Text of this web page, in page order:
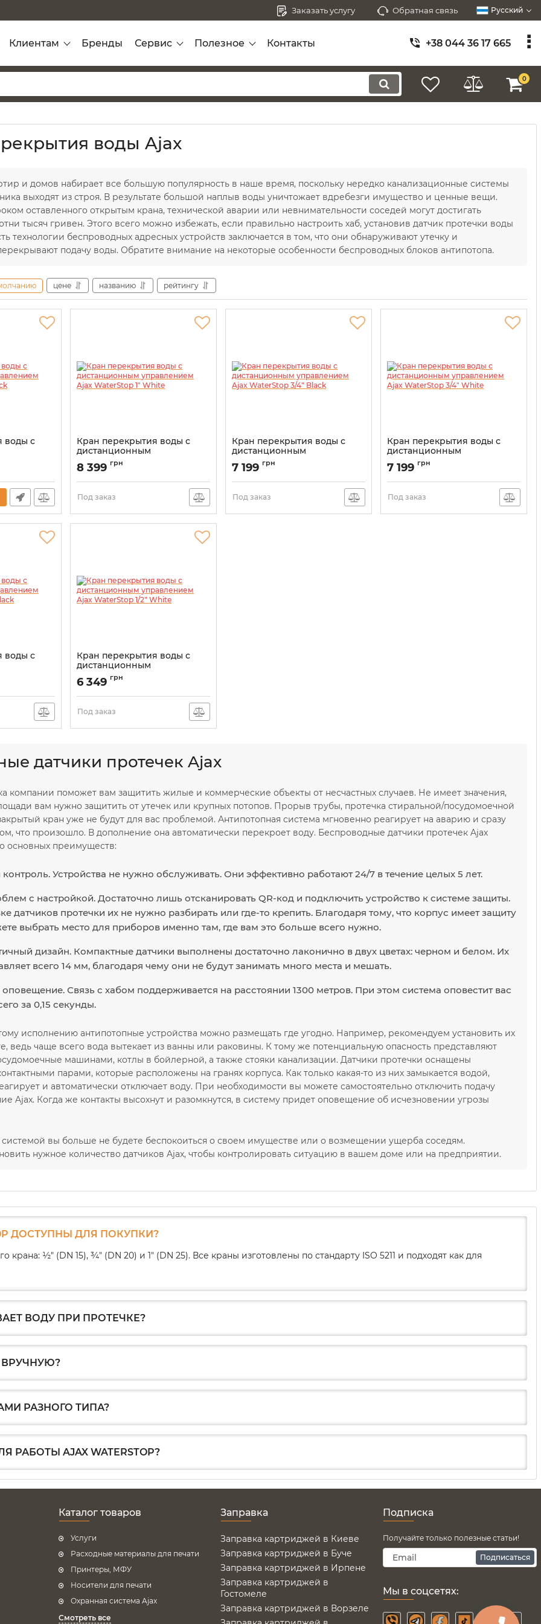
Заказать услугу Обратная связь Русский
Клиентам Бренды Сервис Полезное Контакты +38 044 36 17 665
0
воды Ajax
и домов набирает все большую популярность в наше время, поскольку нередко канализационные системы
выходят из строя. В результате большой наплыв воды уничтожает вдребезги имущество и ценные вещи.
оставленного открытым крана, технической аварии или невнимательности соседей могут достигать
тысяч гривен. Этого всего можно избежать, если правильно настроить хаб, установив датчик протечки воды
технологии беспроводных адресных устройств заключается в том, что они обнаруживают утечку и
подачу воды. Обратите внимание на некоторые особенности беспроводных блоков антипотопа.
цене названию рейтингу
воды с
WaterStop
Кран перекрытия воды с
дистанционным
управлением Ajax WaterStop
1" White
Артикул:000029714
8 399 грн
Под заказ
Кран перекрытия воды с
дистанционным
управлением Ajax WaterStop
3/4" Black
Артикул:000029713
7 199 грн
Под заказ
Кран перекрытия воды с
дистанционным
управлением Ajax WaterStop
3/4" White
Артикул:000029712
7 199 грн
Под заказ
воды с
WaterStop
Кран перекрытия воды с
дистанционным
управлением Ajax WaterStop
1/2" White
Артикул:000029710
6 349 грн
Под заказ
датчики протечек Ajax
компании поможет вам защитить жилые и коммерческие объекты от несчастных случаев. Не имеет значения,
вам нужно защитить от утечек или крупных потопов. Прорыв трубы, протечка стиральной/посудомоечной
кран уже не будут для вас проблемой. Антипотопная система мгновенно реагирует на аварию и сразу
что произошло. В дополнение она автоматически перекроет воду. Беспроводные датчики протечек Ajax
основных преимуществ:
Устройства не нужно обслуживать. Они эффективно работают 24/7 в течение целых 5 лет.
с настройкой. Достаточно лишь отсканировать QR-код и подключить устройство к системе защиты.
датчиков протечки их не нужно разбирать или где-то крепить. Благодаря тому, что корпус имеет защиту
выбрать место для приборов именно там, где вам это больше всего нужно.
дизайн. Компактные датчики выполнены достаточно лаконично в двух цветах: черном и белом. Их
всего 14 мм, благодаря чему они не будут занимать много места и мешать.
Связь с хабом поддерживается на расстоянии 1300 метров. При этом система оповестит вас
за 0,15 секунды.
исполнению антипотопные устройства можно размещать где угодно. Например, рекомендуем установить их
ведь чаще всего вода вытекает из ванны или раковины. К тому же потенциальную опасность представляют
машинами, котлы в бойлерной, а также стояки канализации. Датчики протечки оснащены
парами, которые расположены на гранях корпуса. Как только какая-то из них замыкается водой,
и автоматически отключает воду. При необходимости вы можете самостоятельно отключить подачу
Ajax. Когда же контакты высохнут и разомкнутся, в систему придет оповещение об исчезновении угрозы
вы больше не будете беспокоиться о своем имуществе или о возмещении ущерба соседям.
нужное количество датчиков Ajax, чтобы контролировать ситуацию в вашем доме или на предприятии.
ДОСТУПНЫ ДЛЯ ПОКУПКИ?
крана: ½" (DN 15), ¾" (DN 20) и 1" (DN 25). Все краны изготовлены по стандарту ISO 5211 и подходят как для
ВОДУ ПРИ ПРОТЕЧКЕ?
ВРУЧНУЮ?
РАЗНОГО ТИПА?
AJAX WATERSTOP?
Каталог товаров
Услуги
Расходные материалы для печати
Принтеры, МФУ
Носители для печати
Охранная система Ajax
Смотреть все
Заправка
Заправка картриджей в Киеве
Заправка картриджей в Буче
Заправка картриджей в Ирпене
Заправка картриджей в
Гостомеле
Заправка картриджей в Ворзеле
Подписка
Получайте только полезные статьи!
Подписаться
Мы в соцсетях: